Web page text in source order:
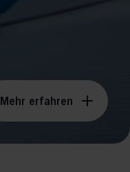
Mehr erfahren